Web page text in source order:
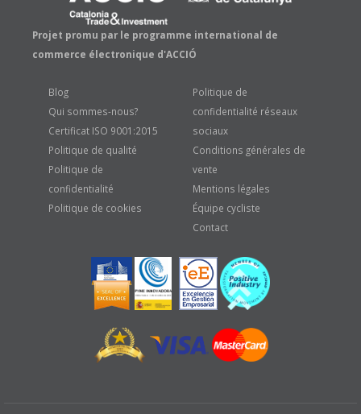
Projet promu par le programme international de
commerce électronique d'ACCIÓ
Blog
Qui sommes-nous?
Certificat ISO 9001:2015
Politique de qualité
Politique de
confidentialité
Politique de cookies
Politique de
confidentialité réseaux
sociaux
Conditions générales de
vente
Mentions légales
Équipe cycliste
Contact